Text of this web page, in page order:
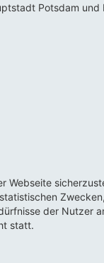
Potsdam
der Nutzer
statt.